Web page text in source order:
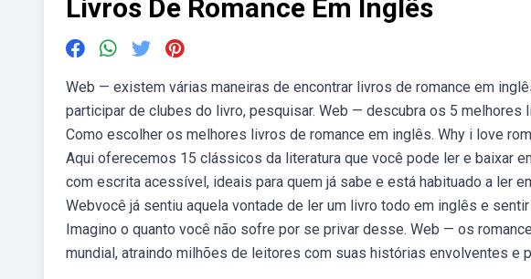
Livros De Romance Em Inglês
Web — existem várias maneiras de encontrar livros de romance em
participar de clubes do livro, pesquisar. Web — descubra os 5 melhores
Como escolher os melhores livros de romance em inglês. Why i love
Aqui oferecemos 15 clássicos da literatura que você pode ler e baixar
com escrita acessível, ideais para quem já sabe e está habituado a ler
Webvocê já sentiu aquela vontade de ler um livro todo em inglês e
Imagino o quanto você não sofre por se privar desse. Web — os
mundial, atraindo milhões de leitores com suas histórias envolventes e